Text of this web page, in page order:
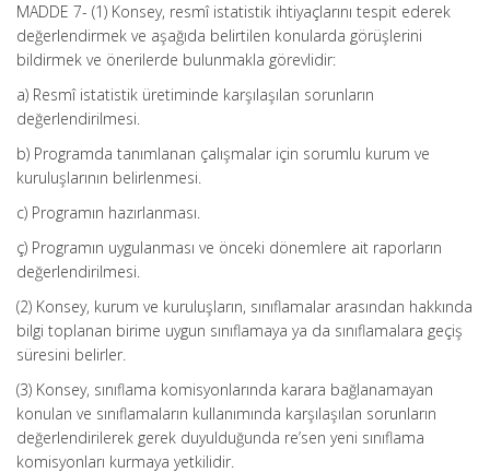
MADDE 7- (1) Konsey, resmî istatistik ihtiyaçlarını tespit ederek
değerlendirmek ve aşağıda belirtilen konularda görüşlerini
bildirmek ve önerilerde bulunmakla görevlidir:
a) Resmî istatistik üretiminde karşılaşılan sorunların
değerlendirilmesi.
b) Programda tanımlanan çalışmalar için sorumlu kurum ve
kuruluşlarının belirlenmesi.
c) Programın hazırlanması.
ç) Programın uygulanması ve önceki dönemlere ait raporların
değerlendirilmesi.
(2) Konsey, kurum ve kuruluşların, sınıflamalar arasından hakkında
bilgi toplanan birime uygun sınıflamaya ya da sınıflamalara geçiş
süresini belirler.
(3) Konsey, sınıflama komisyonlarında karara bağlanamayan
konulan ve sınıflamaların kullanımında karşılaşılan sorunların
değerlendirilerek gerek duyulduğunda re’sen yeni sınıflama
komisyonları kurmaya yetkilidir.